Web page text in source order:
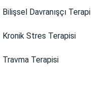
Bilişsel Davranışçı Terapi
Kronik Stres Terapisi
Travma Terapisi